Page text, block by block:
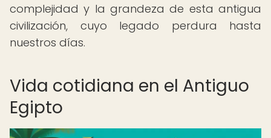
complejidad y la grandeza de esta antigua
civilización, cuyo legado perdura hasta
nuestros días.
Vida cotidiana en el Antiguo
Egipto